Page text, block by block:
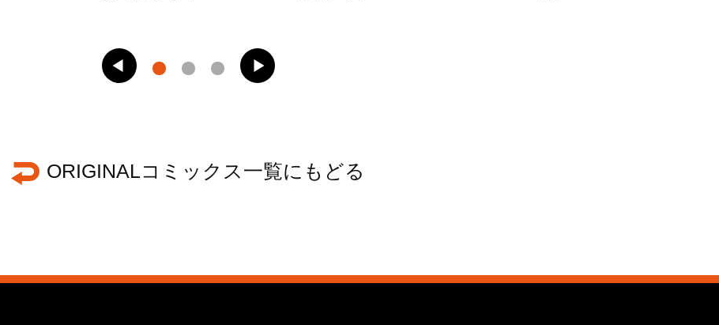
ORIGINALコミックス一覧にもどる